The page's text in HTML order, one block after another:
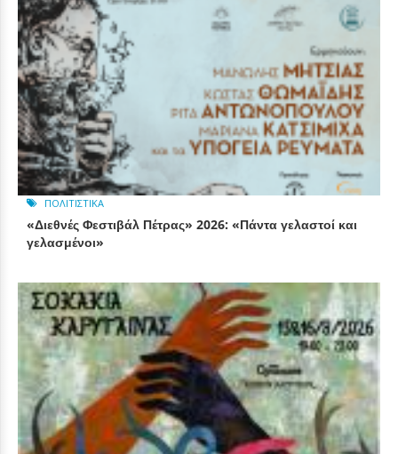
ΠΟΛΙΤΙΣΤΙΚΆ
«Διεθνές Φεστιβάλ Πέτρας» 2026: «Πάντα γελαστοί και
γελασμένοι»